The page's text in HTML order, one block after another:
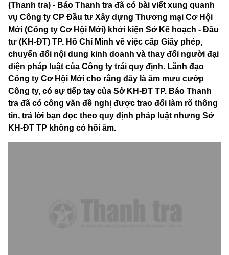
(Thanh tra) - Báo Thanh tra đã có bài viết xung quanh
vụ Công ty CP Đầu tư Xây dựng Thương mại Cơ Hội
Mới (Công ty Cơ Hội Mới) khởi kiện Sở Kế hoạch - Đầu
tư (KH-ĐT) TP. Hồ Chí Minh về việc cấp Giấy phép,
chuyển đổi nội dung kinh doanh và thay đổi người đại
diện pháp luật của Công ty trái quy định. Lãnh đạo
Công ty Cơ Hội Mới cho rằng đây là âm mưu cướp
Công ty, có sự tiếp tay của Sở KH-ĐT TP. Báo Thanh
tra đã có công văn đề nghị được trao đổi làm rõ thông
tin, trả lời bạn đọc theo quy định pháp luật nhưng Sở
KH-ĐT TP không có hồi âm.